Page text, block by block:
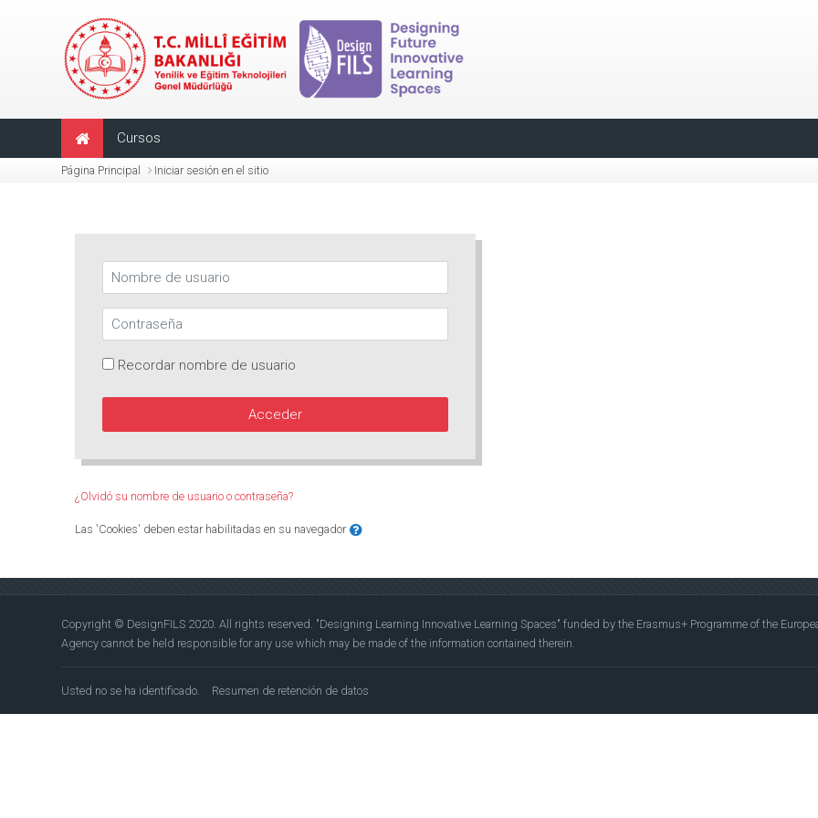
Cursos
Página Principal Iniciar sesión en el sitio
Nombre de usuario
Contraseña
Recordar nombre de usuario
Acceder
¿Olvidó su nombre de usuario o contraseña?
Las 'Cookies' deben estar habilitadas en su navegador
Copyright © DesignFILS 2020. All rights reserved. "Designing Learning Innovative Learning Spaces" funded by the Erasmus+ Programme of the
Agency cannot be held responsi­ble for any use which may be made of the information contained therein.
Usted no se ha identificado. Resumen de retención de datos